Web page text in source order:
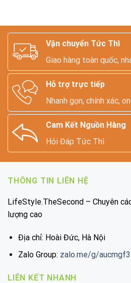
Vận chuyển Tức Thì
Giao hàng toàn quốc,
Hỗ trợ trực tiếp
Nhanh gọn, chính xác,
Cam Kết Nguồn Hàng
Hỏi Đáp Tức Thì
THÔNG TIN LIÊN HỆ
LifeStyle.TheSecond – Chuyên
lượng cao
Địa chỉ: Hoài Đức, Hà Nội
Zalo Group: zalo.me/g/
LIÊN KẾT NHANH